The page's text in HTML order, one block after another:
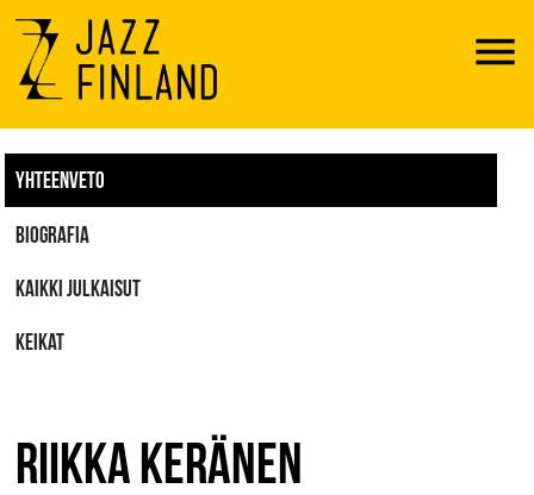
Menu
YHTEENVETO
BIOGRAFIA
KAIKKI JULKAISUT
KEIKAT
RIIKKA KERÄNEN